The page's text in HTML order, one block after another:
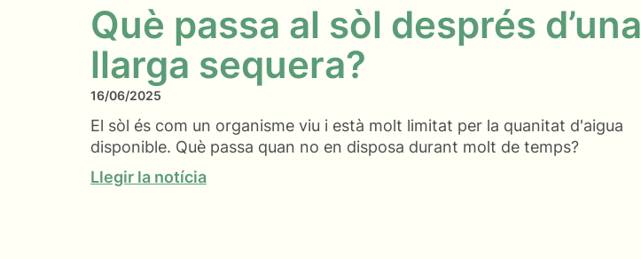
Què passa al sòl després d’una
llarga sequera?
16/06/2025
El sòl és com un organisme viu i està molt limitat per la quanitat d'aigua
disponible. Què passa quan no en disposa durant molt de temps?
Llegir la notícia